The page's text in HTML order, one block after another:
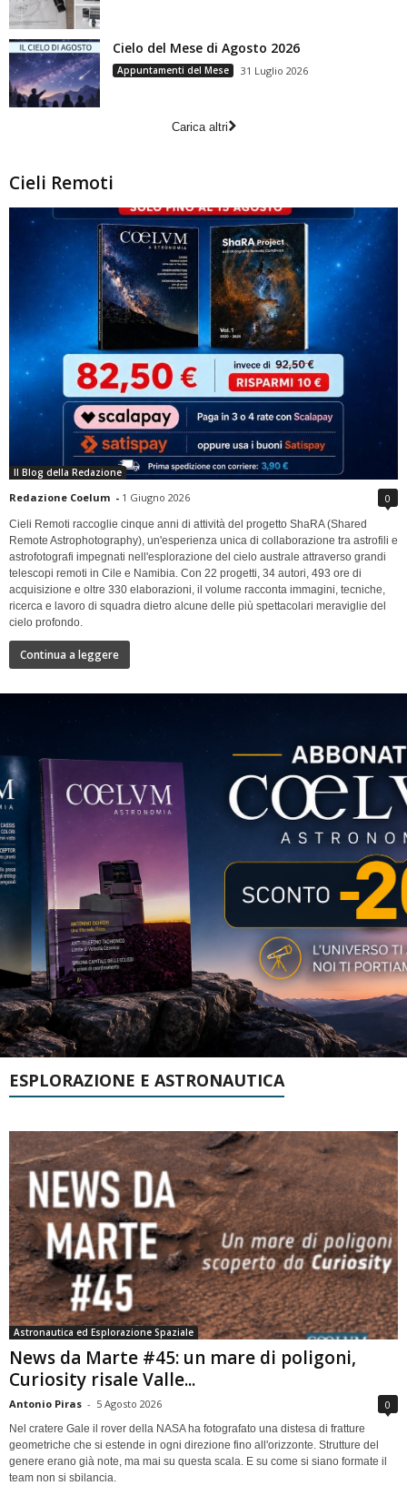
Cielo del Mese di Agosto 2026
Appuntamenti del Mese 31 Luglio 2026
Carica altri
Cieli Remoti
Il Blog della Redazione
Redazione Coelum - 1 Giugno 2026 0
Cieli Remoti raccoglie cinque anni di attività del progetto ShaRA (Shared
Remote Astrophotography), un'esperienza unica di collaborazione tra astrofili e
astrofotografi impegnati nell'esplorazione del cielo australe attraverso grandi
telescopi remoti in Cile e Namibia. Con 22 progetti, 34 autori, 493 ore di
acquisizione e oltre 330 elaborazioni, il volume racconta immagini, tecniche,
ricerca e lavoro di squadra dietro alcune delle più spettacolari meraviglie del
cielo profondo.
Continua a leggere
ESPLORAZIONE E ASTRONAUTICA
Astronautica ed Esplorazione Spaziale
News da Marte #45: un mare di poligoni,
Curiosity risale Valle...
Antonio Piras - 5 Agosto 2026 0
Nel cratere Gale il rover della NASA ha fotografato una distesa di fratture
geometriche che si estende in ogni direzione fino all'orizzonte. Strutture del
genere erano già note, ma mai su questa scala. E su come si siano formate il
team non si sbilancia.